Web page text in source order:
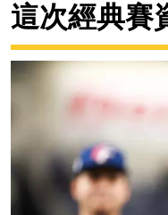
這次經典賽